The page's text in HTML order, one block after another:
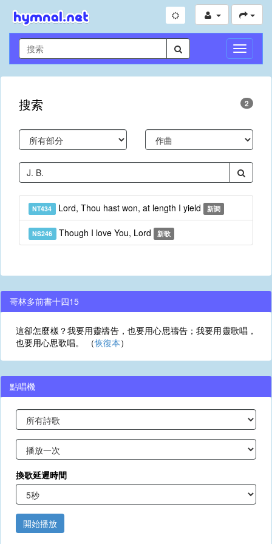
切
換
導
搜索 2
NT434 Lord, Thou hast won, at length I yield 新調
NS246 Though I love You, Lord 新歌
哥林多前書十四15
這卻怎麼樣？我要用靈禱告，也要用心思禱告；我要用靈歌唱，
也要用心思歌唱。 （恢復本）
點唱機
換歌延遲時間
開始播放